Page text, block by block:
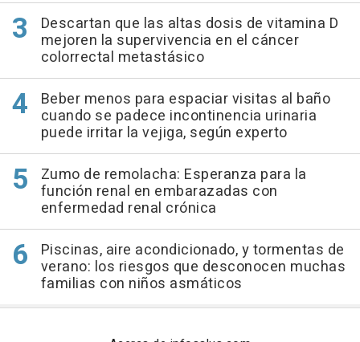
Descartan que las altas dosis de vitamina D
mejoren la supervivencia en el cáncer
colorrectal metastásico
Beber menos para espaciar visitas al baño
cuando se padece incontinencia urinaria
puede irritar la vejiga, según experto
Zumo de remolacha: Esperanza para la
función renal en embarazadas con
enfermedad renal crónica
Piscinas, aire acondicionado, y tormentas de
verano: los riesgos que desconocen muchas
familias con niños asmáticos